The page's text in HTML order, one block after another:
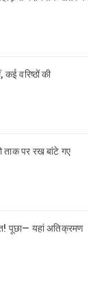
कई वरिष्ठों की
ताक पर रख बांटे गए
पूछा— यहां अतिक्रमण